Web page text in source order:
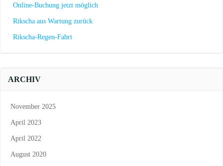
Online-Buchung jetzt möglich
Rikscha aus Wartung zurück
Rikscha-Regen-Fahrt
ARCHIV
November 2025
April 2023
April 2022
August 2020